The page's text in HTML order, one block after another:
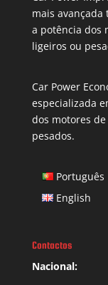
mais
a potência dos
ligeiros ou
Car Power
especializada
dos motores
pesados.
Português
English
Contactos
Nacional: